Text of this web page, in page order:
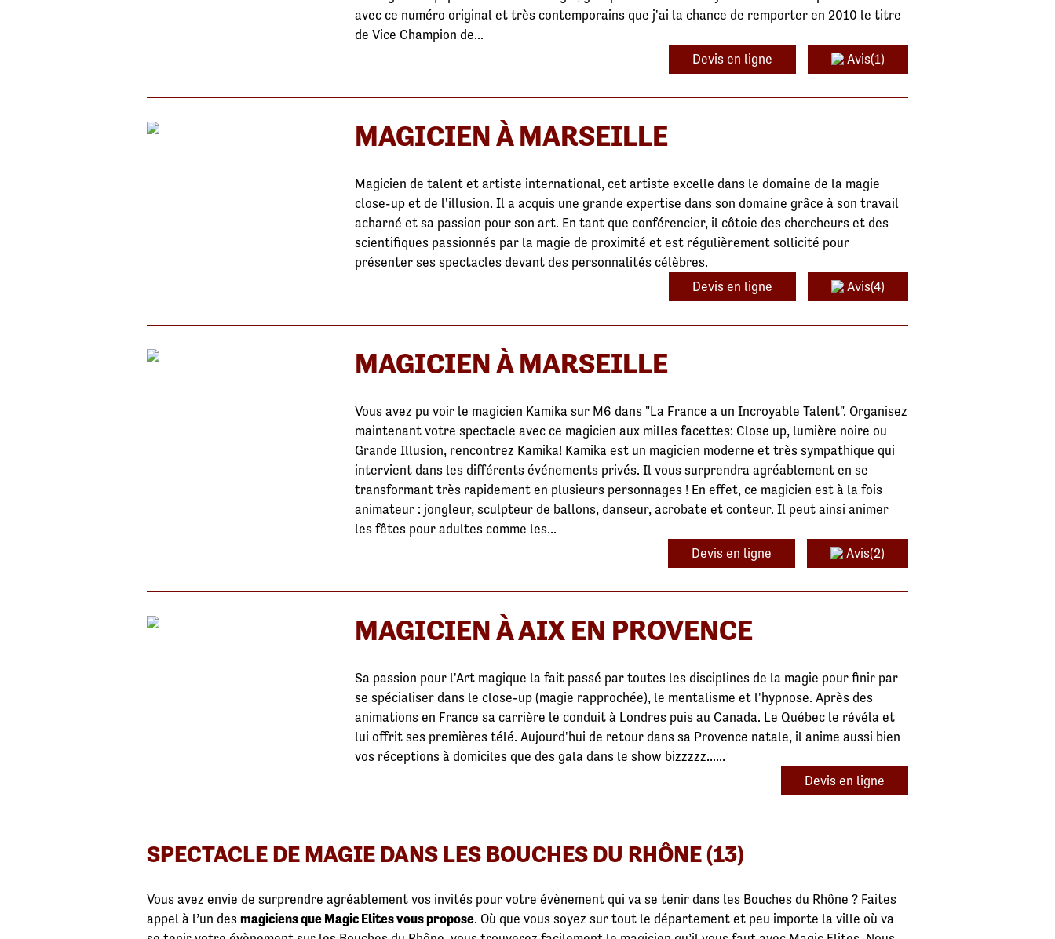
avec ce numéro original et très contemporains que j'ai la chance de remporter en 2010 le titre
de Vice Champion de...
Devis en ligne
Avis(1)
MAGICIEN À MARSEILLE
Magicien de talent et artiste international, cet artiste excelle dans le domaine de la magie
close-up et de l'illusion. Il a acquis une grande expertise dans son domaine grâce à son travail
acharné et sa passion pour son art. En tant que conférencier, il côtoie des chercheurs et des
scientifiques passionnés par la magie de proximité et est régulièrement sollicité pour
présenter ses spectacles devant des personnalités célèbres.
Devis en ligne
Avis(4)
MAGICIEN À MARSEILLE
Vous avez pu voir le magicien Kamika sur M6 dans "La France a un Incroyable Talent". Organisez
maintenant votre spectacle avec ce magicien aux milles facettes: Close up, lumière noire ou
Grande Illusion, rencontrez Kamika! Kamika est un magicien moderne et très sympathique qui
intervient dans les différents événements privés. Il vous surprendra agréablement en se
transformant très rapidement en plusieurs personnages ! En effet, ce magicien est à la fois
animateur : jongleur, sculpteur de ballons, danseur, acrobate et conteur. Il peut ainsi animer
les fêtes pour adultes comme les...
Devis en ligne
Avis(2)
MAGICIEN À AIX EN PROVENCE
Sa passion pour l'Art magique la fait passé par toutes les disciplines de la magie pour finir par
se spécialiser dans le close-up (magie rapprochée), le mentalisme et l'hypnose. Après des
animations en France sa carrière le conduit à Londres puis au Canada. Le Québec le révéla et
lui offrit ses premières télé. Aujourd'hui de retour dans sa Provence natale, il anime aussi bien
vos réceptions à domiciles que des gala dans le show bizzzzz......
Devis en ligne
SPECTACLE DE MAGIE DANS LES BOUCHES DU RHÔNE (13)
Vous avez envie de surprendre agréablement vos invités pour votre évènement qui va se tenir dans les Bouches du Rhône ? Faites
appel à l’un des magiciens que Magic Elites vous propose. Où que vous soyez sur tout le département et peu importe la ville où va